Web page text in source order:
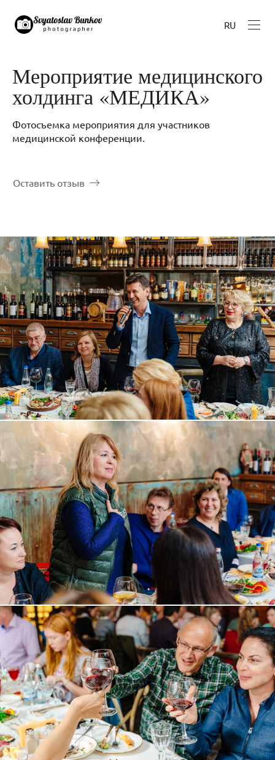
RU
Мероприятие медицинского
холдинга «МЕДИКА»
Фотосъемка мероприятия для участников
медицинской конференции.
Оставить отзыв